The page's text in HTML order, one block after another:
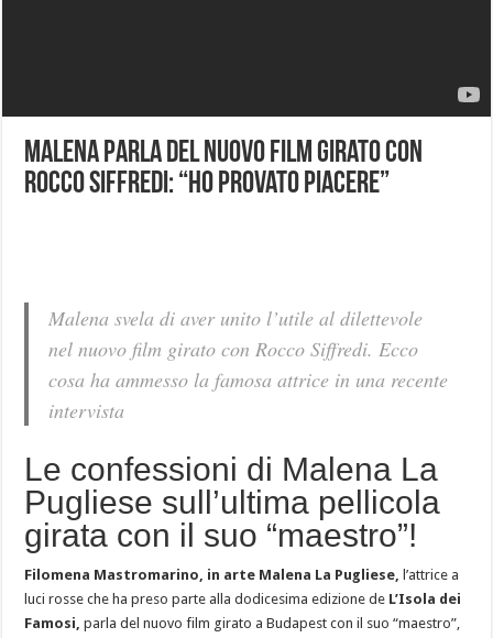
Malena parla del nuovo film girato con
Rocco Siffredi: “Ho provato piacere”
Malena svela di aver unito l’utile al dilettevole
nel nuovo film girato con Rocco Siffredi. Ecco
cosa ha ammesso la famosa attrice in una recente
intervista
Le confessioni di Malena La
Pugliese sull’ultima pellicola
girata con il suo “maestro”!
Filomena Mastromarino, in arte Malena La Pugliese, l’attrice a
luci rosse che ha preso parte alla dodicesima edizione de L’Isola dei
Famosi, parla del nuovo film girato a Budapest con il suo “maestro”,